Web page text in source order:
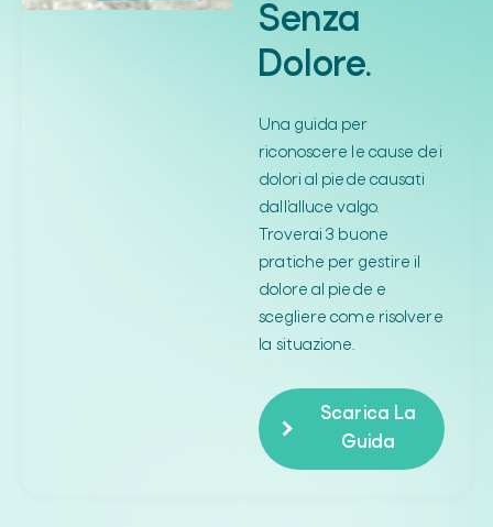
Senza
Dolore.
Una guida per
riconoscere le cause dei
dolori al piede causati
dall’alluce valgo.
Troverai 3 buone
pratiche per gestire il
dolore al piede e
scegliere come risolvere
la situazione.
Scarica La
Guida